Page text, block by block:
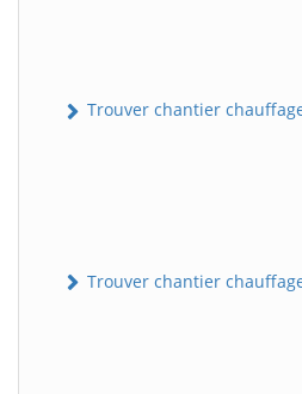
Trouver chantier
Trouver chantier